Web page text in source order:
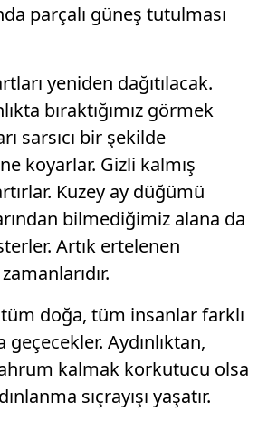
parçalı güneş tutulması
yeniden dağıtılacak.
bıraktığımız görmek
sarsıcı bir şekilde
koyarlar. Gizli kalmış
Kuzey ay düğümü
bilmediğimiz alana da
Artık ertelenen
doğa, tüm insanlar farklı
geçecekler. Aydınlıktan,
kalmak korkutucu olsa
sıçrayışı yaşatır.